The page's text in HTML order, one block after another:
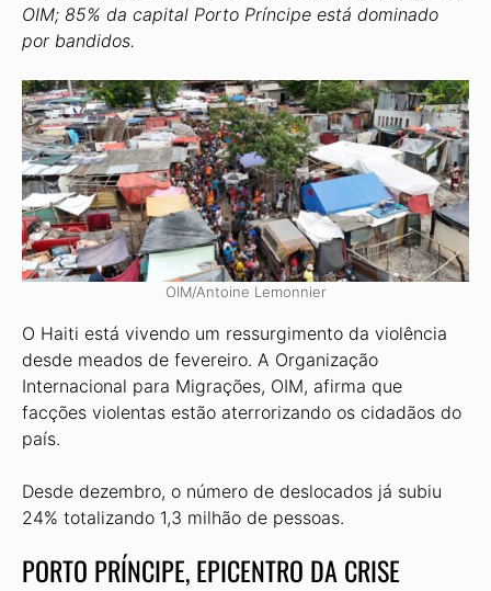
OIM; 85% da capital Porto Príncipe está dominado
por bandidos.
OIM/Antoine Lemonnier
O Haiti está vivendo um ressurgimento da violência
desde meados de fevereiro. A Organização
Internacional para Migrações, OIM, afirma que
facções violentas estão aterrorizando os cidadãos do
país.
Desde dezembro, o número de deslocados já subiu
24% totalizando 1,3 milhão de pessoas.
PORTO PRÍNCIPE, EPICENTRO DA CRISE